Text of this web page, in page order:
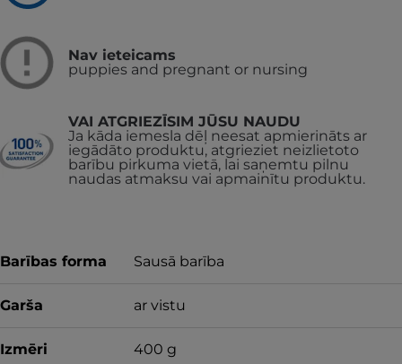
Nav ieteicams
puppies and pregnant or nursing
VAI ATGRIEZĪSIM JŪSU NAUDU
Ja kāda iemesla dēļ neesat apmierināts ar
iegādāto produktu, atgrieziet neizlietoto
barību pirkuma vietā, lai saņemtu pilnu
naudas atmaksu vai apmainītu produktu.
Barības forma Sausā barība
Garša ar vistu
Izmēri 400 g